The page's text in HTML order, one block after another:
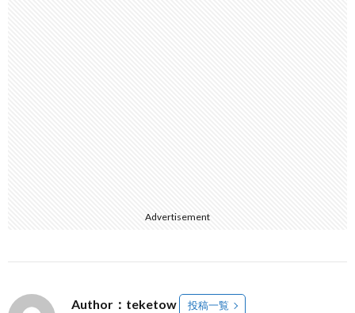
Advertisement
Author：teketow 投稿一覧